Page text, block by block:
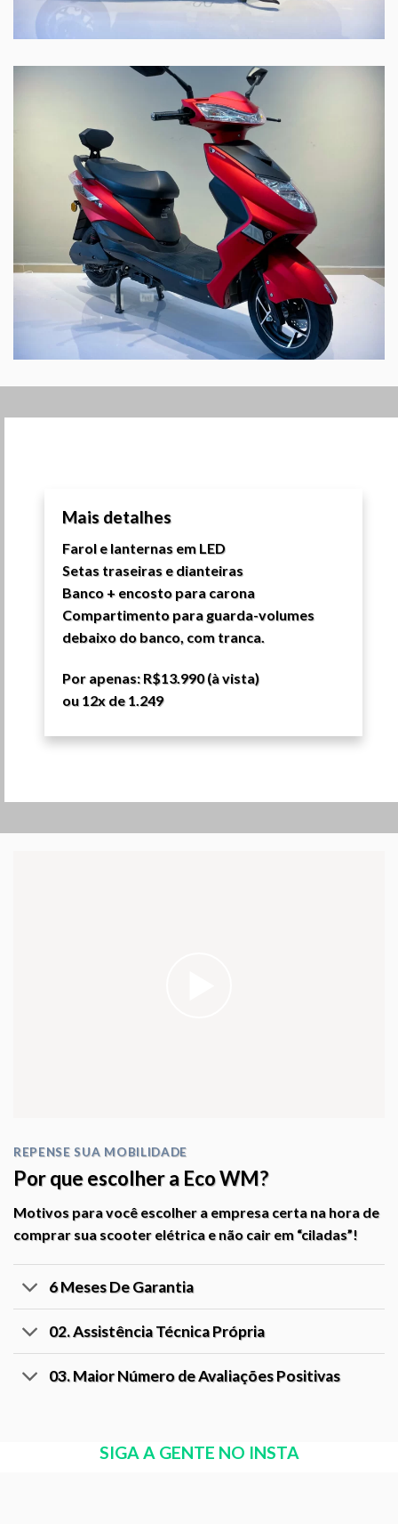
Mais detalhes
Farol e lanternas em LED
Setas traseiras e dianteiras
Banco + encosto para carona
Compartimento para guarda-volumes
debaixo do banco, com tranca.
Por apenas: R$13.990 (à vista)
ou 12x de 1.249
REPENSE SUA MOBILIDADE
Por que escolher a Eco WM?
Motivos para você escolher a empresa certa na hora de
comprar sua scooter elétrica e não cair em “ciladas”!
6 Meses De Garantia
02. Assistência Técnica Própria
03. Maior Número de Avaliações Positivas
SIGA A GENTE NO INSTA